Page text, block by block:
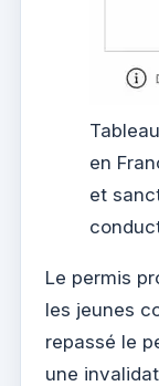
en
et
Le permis
les jeunes
repassé le
une